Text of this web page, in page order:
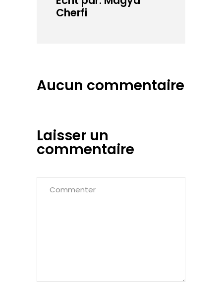
grave. À
l'extérieur, des
Cherfi
Aucun commentaire
Laisser un
commentaire